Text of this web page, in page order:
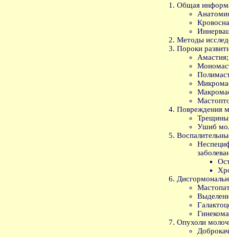
Общая
Методы
Пороки
Амастия;
Повреждения
Трещины
Ушиб
Опухоли